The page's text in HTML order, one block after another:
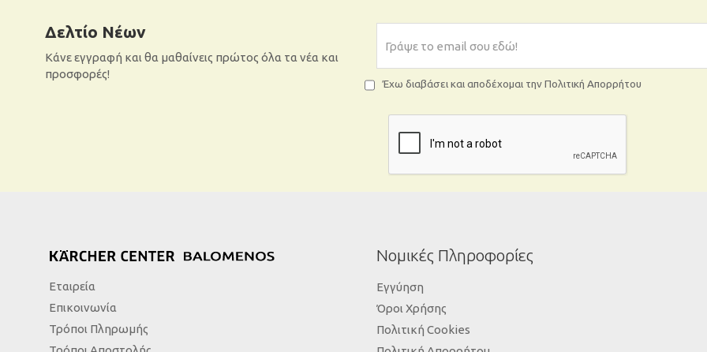
Δελτίο Νέων
Κάνε εγγραφή και θα μαθαίνεις πρώτος όλα τα νέα και
προσφορές!
Έχω διαβάσει και αποδέχομαι την Πολιτική Απορρήτου
Εταιρεία
Επικοινωνία
Τρόποι Πληρωμής
Νομικές Πληροφορίες
Εγγύηση
Όροι Χρήσης
Πολιτική Cookies